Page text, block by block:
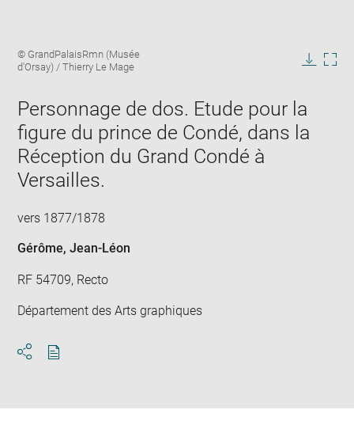
window
Image
caption:
© GrandPalaisRmn (Musée
d'Orsay) / Thierry Le Mage
Personnage de dos. Etude pour la
figure du prince de Condé, dans la
Réception du Grand Condé à
Versailles.
vers 1877/1878
Gérôme, Jean-Léon
RF 54709, Recto
Département des Arts graphiques